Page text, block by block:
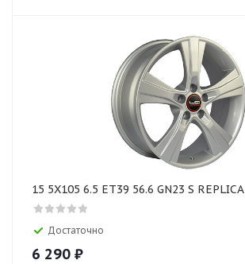
15 5X105 6.5 ET39 56.6 GN23 S REPLICA
Достаточно
6 290 ₽